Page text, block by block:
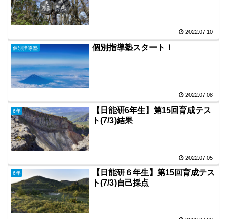
2022.07.10
個別指導塾 個別指導塾スタート！
2022.07.08
6年
【日能研6年生】第15回育成テス
ト(7/3)結果
2022.07.05
6年
【日能研６年生】第15回育成テス
ト(7/3)自己採点